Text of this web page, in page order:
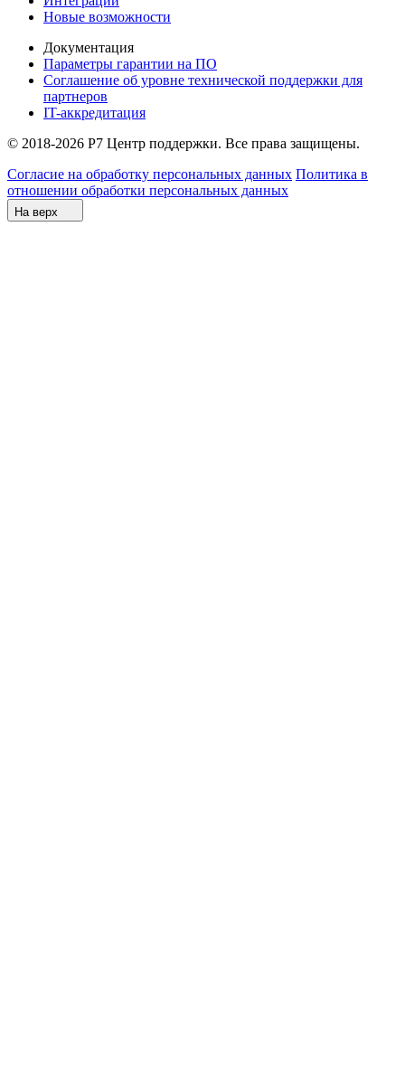
Новые возможности
Документация
Параметры гарантии на ПО
Соглашение об уровне технической поддержки для
партнеров
IT-аккредитация
© 2018-2026 Р7 Центр поддержки. Все права защищены.
Согласие на обработку персональных данных Политика в
отношении обработки персональных данных
На верх